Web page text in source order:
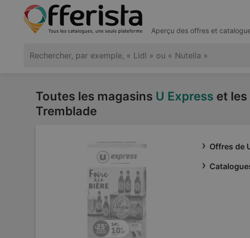
Aperçu des offres et
Toutes les magasins U Express et
Tremblade
Offres de